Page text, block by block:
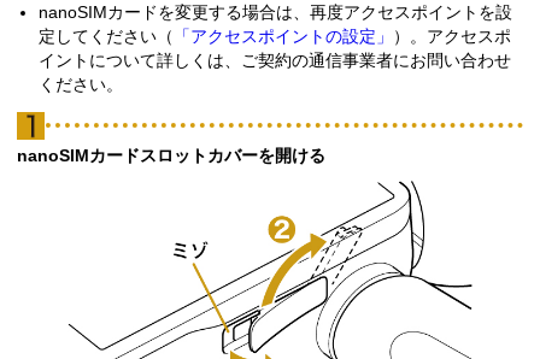
nanoSIMカードを変更する場合は、再度アクセスポイントを設
定してください（
「アクセスポイントの設定」
）。アクセスポ
イントについて詳しくは、ご契約の通信事業者にお問い合わせ
ください。
nanoSIMカードスロットカバーを開ける